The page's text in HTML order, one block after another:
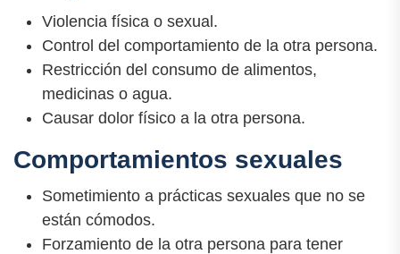
Violencia física o sexual.
Control del comportamiento de la otra persona.
Restricción del consumo de alimentos,
medicinas o agua.
Causar dolor físico a la otra persona.
Comportamientos sexuales
Sometimiento a prácticas sexuales que no se
están cómodos.
Forzamiento de la otra persona para tener